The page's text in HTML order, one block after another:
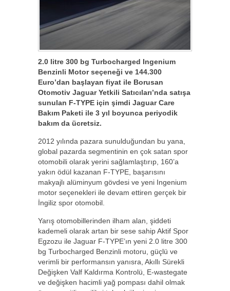
2.0 litre 300 bg Turbocharged Ingenium
Benzinli Motor seçeneği ve 144.300
Euro’dan başlayan fiyat ile Borusan
Otomotiv Jaguar Yetkili Satıcıları’nda satışa
sunulan F-TYPE için şimdi Jaguar Care
Bakım Paketi ile 3 yıl boyunca periyodik
bakım da ücretsiz.
2012 yılında pazara sunulduğundan bu yana,
global pazarda segmentinin en çok satan spor
otomobili olarak yerini sağlamlaştırıp, 160’a
yakın ödül kazanan F-TYPE, başarısını
makyajlı alüminyum gövdesi ve yeni Ingenium
motor seçenekleri ile devam ettiren gerçek bir
İngiliz spor otomobil.
Yarış otomobillerinden ilham alan, şiddeti
kademeli olarak artan bir sese sahip Aktif Spor
Egzozu ile Jaguar F-TYPE’ın yeni 2.0 litre 300
bg Turbocharged Benzinli motoru, güçlü ve
verimli bir performansın yanısra, Akıllı Sürekli
Değişken Valf Kaldırma Kontrolü, E-wastegate
ve değişken hacimli yağ pompası dahil olmak